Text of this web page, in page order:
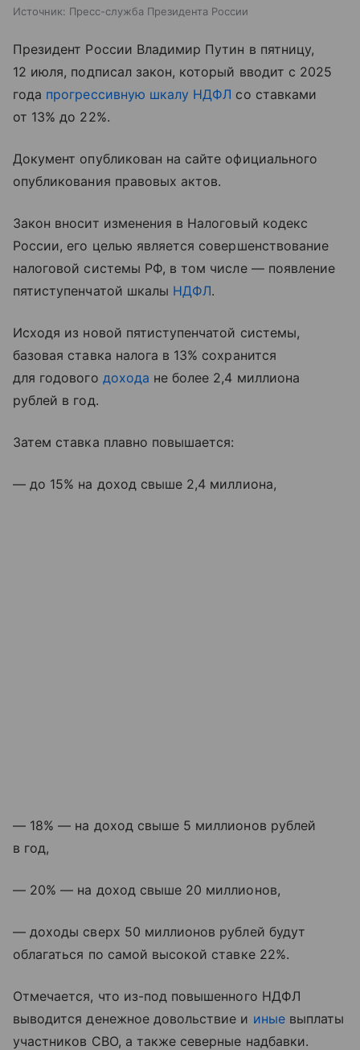
Источник: Пресс-служба Президента России
Президент России Владимир Путин в пятницу,
12 июля, подписал закон, который вводит с 2025
года прогрессивную шкалу НДФЛ со ставками
от 13% до 22%.
Документ опубликован на сайте официального
опубликования правовых актов.
Закон вносит изменения в Налоговый кодекс
России, его целью является совершенствование
налоговой системы РФ, в том числе — появление
пятиступенчатой шкалы НДФЛ.
Исходя из новой пятиступенчатой системы,
базовая ставка налога в 13% сохранится
для годового дохода не более 2,4 миллиона
рублей в год.
Затем ставка плавно повышается:
— до 15% на доход свыше 2,4 миллиона,
— 18% — на доход свыше 5 миллионов рублей
в год,
— 20% — на доход свыше 20 миллионов,
— доходы сверх 50 миллионов рублей будут
облагаться по самой высокой ставке 22%.
Отмечается, что из-под повышенного НДФЛ
выводится денежное довольствие и иныевыплаты
участников СВО, а также северные надбавки.